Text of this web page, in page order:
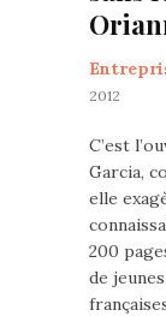
2012
C’est
Garcia,
elle
200
de